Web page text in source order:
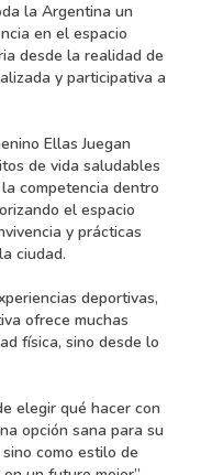
la Argentina un
en el espacio
desde la realidad de
y participativa a
Ellas Juegan
de vida saludables
competencia dentro
el espacio
y prácticas
ciudad.
deportivas,
ofrece muchas
física, sino desde lo
elegir qué hacer con
opción sana para su
como estilo de